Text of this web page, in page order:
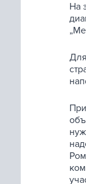
На